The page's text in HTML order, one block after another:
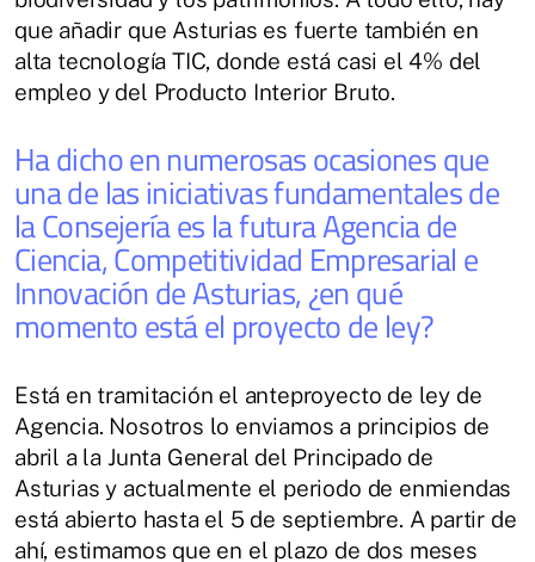
que añadir que Asturias es fuerte también en
alta tecnología TIC, donde está casi el 4% del
empleo y del Producto Interior Bruto.
Ha dicho en numerosas ocasiones que
una de las iniciativas fundamentales de
la Consejería es la futura Agencia de
Ciencia, Competitividad Empresarial e
Innovación de Asturias, ¿en qué
momento está el proyecto de ley?
Está en tramitación el anteproyecto de ley de
Agencia. Nosotros lo enviamos a principios de
abril a la Junta General del Principado de
Asturias y actualmente el periodo de enmiendas
está abierto hasta el 5 de septiembre. A partir de
ahí, estimamos que en el plazo de dos meses